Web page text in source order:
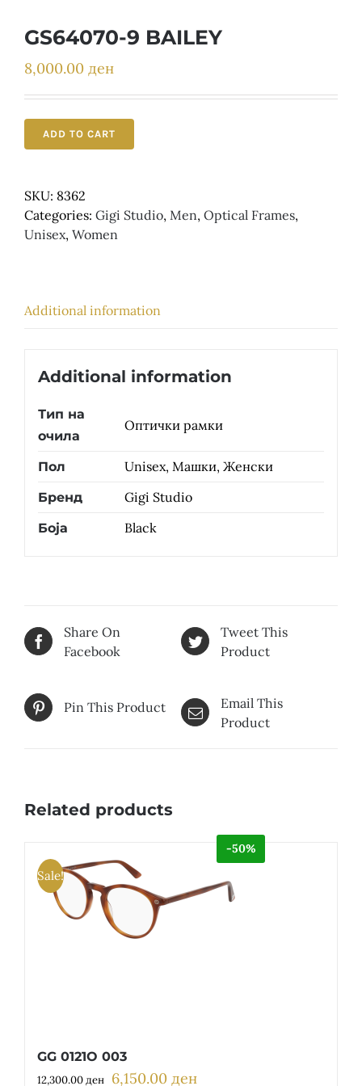
GS64070-9 BAILEY
8,000.00 ден
ADD TO CART
SKU: 8362
Categories: Gigi Studio, Men, Optical Frames,
Unisex, Women
Additional information
Additional information
Тип на
очила
Оптички рамки
Пол Unisex, Машки, Женски
Бренд Gigi Studio
Боја Black
Share On
Facebook
Tweet This
Product
Pin This Product
Email This
Product
Related products
Sale!
-50%
GG 0121O 003
12,300.00ден Original
6,150.00 денCurrent